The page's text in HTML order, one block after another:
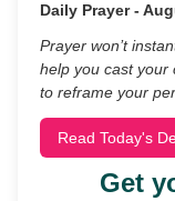
Daily Prayer -
Prayer won’t
help you cast your
to reframe your
Read Today's